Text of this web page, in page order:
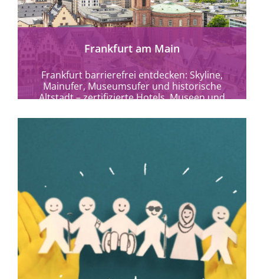
Frankfurt am Main
Frankfurt barrierefrei entdecken: Skyline,
Mainufer, Museumsufer und historische
Altstadt – zertifizierte Hotels, Museen und